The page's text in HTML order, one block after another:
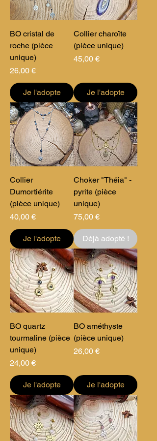
BO cristal de
roche (pièce
unique)
Prix
26,00 €
Je l'adopte
Collier charoïte
(pièce unique)
Prix
45,00 €
Je l'adopte
Collier
Dumortiérite
(pièce unique)
Prix
40,00 €
Je l'adopte
Choker "Théia" -
pyrite (pièce
unique)
Prix
75,00 €
Déjà adopté !
BO quartz
tourmaline (pièce
unique)
Prix
24,00 €
Je l'adopte
BO améthyste
(pièce unique)
Prix
26,00 €
Je l'adopte